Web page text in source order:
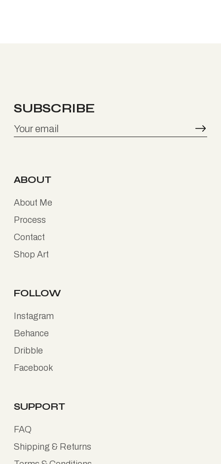
SUBSCRIBE
ABOUT
About Me
Process
Contact
Shop Art
FOLLOW
Instagram
Behance
Dribble
Facebook
SUPPORT
FAQ
Shipping & Returns